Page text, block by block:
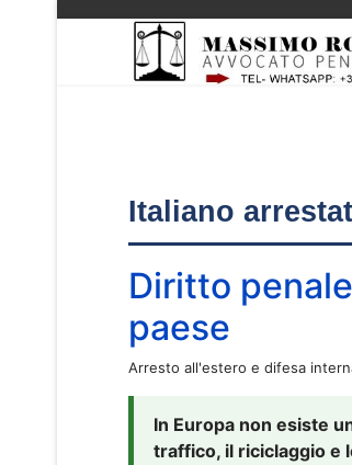
Italiano
Diritto
paese
Arresto all'estero e difesa
In Europa non esiste
traffico, il riciclaggio e